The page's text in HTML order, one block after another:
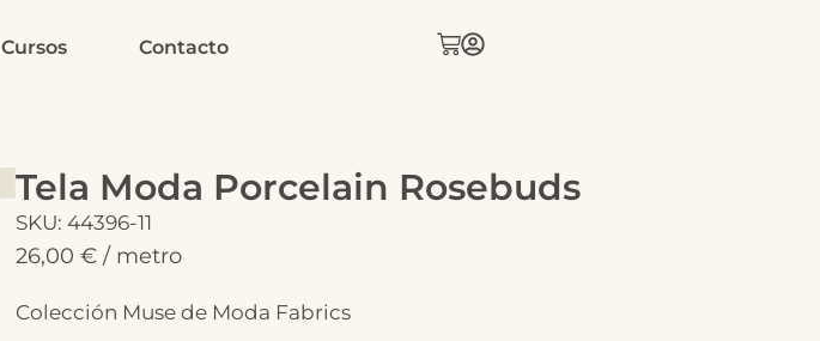
Cursos Contacto
Tela Moda Porcelain Rosebuds
SKU: 44396-11
26,00 € / metro
Colección Muse de Moda Fabrics